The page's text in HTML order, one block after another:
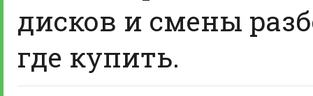
дисков и смены
где купить.